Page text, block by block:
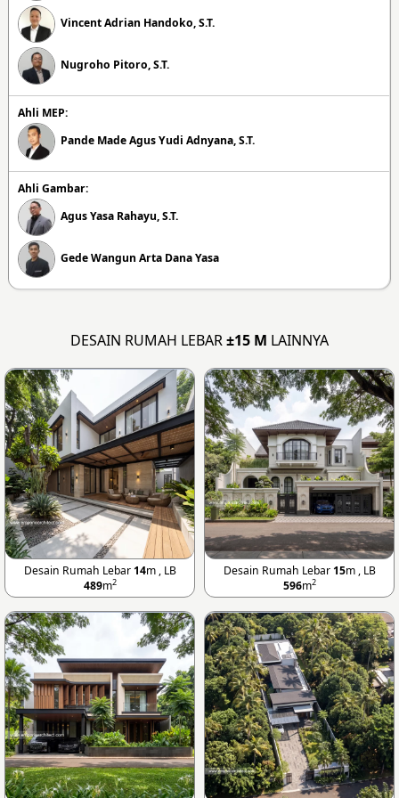
Vincent Adrian Handoko, S.T.
Nugroho Pitoro, S.T.
Ahli MEP:
Pande Made Agus Yudi Adnyana, S.T.
Ahli Gambar:
Agus Yasa Rahayu, S.T.
Gede Wangun Arta Dana Yasa
DESAIN RUMAH LEBAR±15 M LAINNYA
Desain Rumah Lebar 14m , LB
489m2
Desain Rumah Lebar 15m , LB
596m2